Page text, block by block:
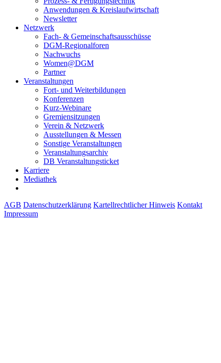
Anwendungen & Kreislaufwirtschaft
Newsletter
Netzwerk
Fach- & Gemeinschaftsausschüsse
DGM-Regionalforen
Nachwuchs
Women@DGM
Partner
Veranstaltungen
Fort- und Weiterbildungen
Konferenzen
Kurz-Webinare
Gremiensitzungen
Verein & Netzwerk
Ausstellungen & Messen
Sonstige Veranstaltungen
Veranstaltungsarchiv
DB Veranstaltungsticket
Karriere
Mediathek
AGB Datenschutzerklärung Kartellrechtlicher Hinweis Kontakt
Impressum